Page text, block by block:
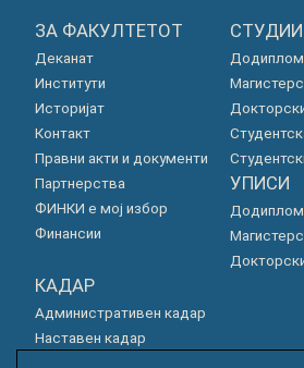
ЗА ФАКУЛТЕТОТ
Деканат
Институти
Историјат
Контакт
Правни акти и документи
Партнерства
ФИНКИ е мој избор
Финансии
СТУДИИ
УПИСИ
КАДАР
Административен кадар
Наставен кадар